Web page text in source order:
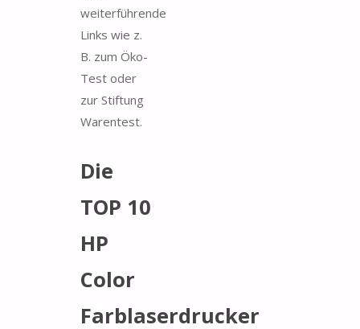
weiterführende
Links wie z.
B. zum Öko-
Test oder
zur Stiftung
Warentest.
Die
TOP 10
HP
Color
Farblaserdrucker